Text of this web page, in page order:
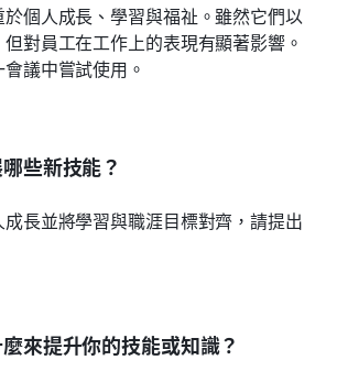
個人成長、學習與福祉。雖然它們以
對員工在工作上的表現有顯著影響。
議中嘗試使用。
些新技能？
長並將學習與職涯目標對齊，請提出
來提升你的技能或知識？